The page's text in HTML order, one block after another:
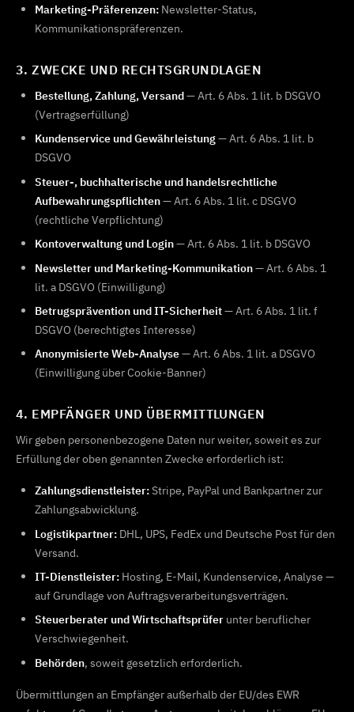
Marketing-Präferenzen: Newsletter-Status,
Kommunikationspräferenzen.
3. ZWECKE UND RECHTSGRUNDLAGEN
Bestellung, Zahlung, Versand— Art. 6 Abs. 1 lit. b DSGVO
(Vertragserfüllung)
Kundenservice und Gewährleistung— Art. 6 Abs. 1 lit. b
DSGVO
Steuer-, buchhalterische und handelsrechtliche
Aufbewahrungspflichten— Art. 6 Abs. 1 lit. c DSGVO
(rechtliche Verpflichtung)
Kontoverwaltung und Login— Art. 6 Abs. 1 lit. b DSGVO
Newsletter und Marketing-Kommunikation— Art. 6 Abs. 1
lit. a DSGVO (Einwilligung)
Betrugsprävention und IT-Sicherheit— Art. 6 Abs. 1 lit. f
DSGVO (berechtigtes Interesse)
Anonymisierte Web-Analyse— Art. 6 Abs. 1 lit. a DSGVO
(Einwilligung über Cookie-Banner)
4. EMPFÄNGER UND ÜBERMITTLUNGEN
Wir geben personenbezogene Daten nur weiter, soweit es zur
Erfüllung der oben genannten Zwecke erforderlich ist:
Zahlungsdienstleister:Stripe, PayPal und Bankpartner zur
Zahlungsabwicklung.
Logistikpartner: DHL, UPS, FedEx und Deutsche Post für den
Versand.
IT-Dienstleister: Hosting, E-Mail, Kundenservice, Analyse —
auf Grundlage von Auftragsverarbeitungsverträgen.
Steuerberater und Wirtschaftsprüfer unter beruflicher
Verschwiegenheit.
Behörden, soweit gesetzlich erforderlich.
Übermittlungen an Empfänger außerhalb der EU/des EWR